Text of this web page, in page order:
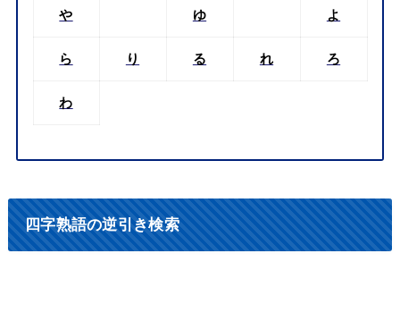
や ゆ よ
ら り る れ ろ
わ
四字熟語の逆引き検索